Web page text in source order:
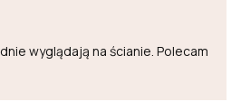
wyglądają na ścianie. Polecam